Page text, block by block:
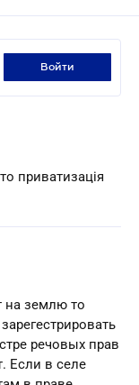
войти
приватизація
на землю то
речовых прав
Если в селе